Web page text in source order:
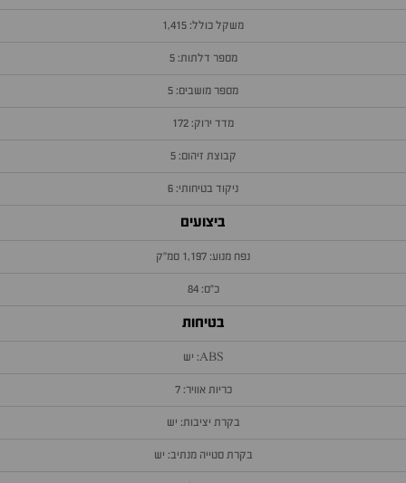
משקל כולל: 1,415
מספר דלתות: 5
מספר מושבים: 5
מדד ירוק: 172
קבוצת זיהום: 5
ניקוד בטיחותי: 6
ביצועים
נפח מנוע: 1,197 סמ״ק
כ״ס: 84
בטיחות
ABS: יש
כריות אוויר: 7
בקרת יציבות: יש
בקרת סטייה מנתיב: יש